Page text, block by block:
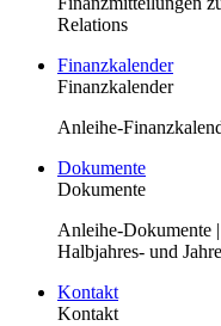
Relations
Finanzkalender
Finanzkalender
Anleihe-
Dokumente
Dokumente
Anleihe-Dokumente
Halbjahres- und
Kontakt
Kontakt